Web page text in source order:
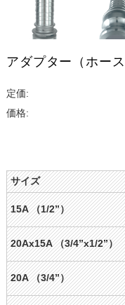
アダプター（ホ
定価:
価格:
サイズ
15A （1/2”）
20Ax15A （3/4”x1/2”）
20A （3/4”）